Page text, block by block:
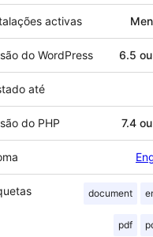
activas
do WordPress 6.5
até
do PHP 7.4
document
pdf